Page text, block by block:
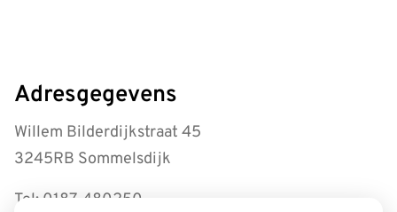
Adresgegevens
Willem Bilderdijkstraat 45
3245RB Sommelsdijk
Tel: 0187-480250